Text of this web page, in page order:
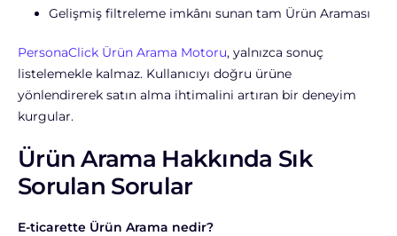
Gelişmiş filtreleme imkânı sunan tam Ürün Araması
PersonaClick Ürün Arama Motoru, yalnızca sonuç
listelemekle kalmaz. Kullanıcıyı doğru ürüne
yönlendirerek satın alma ihtimalini artıran bir deneyim
kurgular.
Ürün Arama Hakkında Sık
Sorulan Sorular
E-ticarette Ürün Arama nedir?